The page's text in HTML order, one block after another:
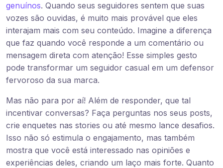
genuínos. Quando seus seguidores sentem que suas
vozes são ouvidas, é muito mais provável que eles
interajam mais com seu conteúdo. Imagine a diferença
que faz quando você responde a um comentário ou
mensagem direta com atenção! Esse simples gesto
pode transformar um seguidor casual em um defensor
fervoroso da sua marca.
Mas não para por aí! Além de responder, que tal
incentivar conversas? Faça perguntas nos seus posts,
crie enquetes nas stories ou até mesmo lance desafios.
Isso não só estimula o engajamento, mas também
mostra que você está interessado nas opiniões e
experiências deles, criando um laço mais forte. Quanto